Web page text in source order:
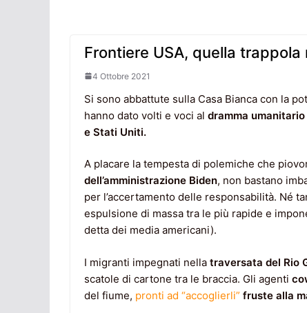
Frontiere USA, quella
4 Ottobre 2021
Si sono abbattute sulla Casa Bianca con la
hanno dato volti e voci al dramma umanitario
e Stati Uniti.
A placare la tempesta di polemiche che
dell’amministrazione Biden, non bastano
per l’accertamento delle responsabilità. Né
espulsione di massa tra le più rapide e
detta dei media americani).
I migranti impegnati nella traversata del Rio
scatole di cartone tra le braccia. Gli agenti
del fiume, pronti ad “accoglierli” fruste alla